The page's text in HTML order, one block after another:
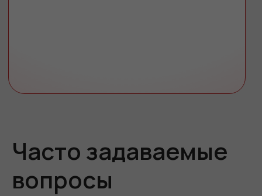
Часто задаваемые
вопросы